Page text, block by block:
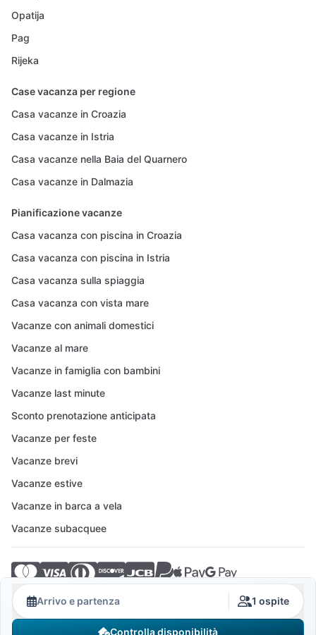
Arrivo e partenza 1 ospite
Controlla disponibilità
Opatija
Pag
Rijeka
Case vacanza per regione
Casa vacanze in Croazia
Casa vacanze in Istria
Casa vacanze nella Baia del Quarnero
Casa vacanze in Dalmazia
Pianificazione vacanze
Casa vacanza con piscina in Croazia
Casa vacanza con piscina in Istria
Casa vacanza sulla spiaggia
Casa vacanza con vista mare
Vacanze con animali domestici
Vacanze al mare
Vacanze in famiglia con bambini
Vacanze last minute
Sconto prenotazione anticipata
Vacanze per feste
Vacanze brevi
Vacanze estive
Vacanze in barca a vela
Vacanze subacquee
© 2026 Crovillas GmbH